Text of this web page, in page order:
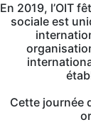
En 2019, l’OIT
sociale est
Cette journée